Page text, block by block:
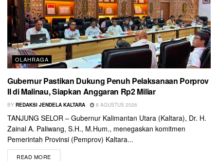
OLAHRAGA
Gubernur Pastikan Dukung Penuh Pelaksanaan Porprov
II di Malinau, Siapkan Anggaran Rp2 Miliar
BY REDAKSI JENDELA KALTARA 8 AGUSTUS 2026
TANJUNG SELOR – Gubernur Kalimantan Utara (Kaltara), Dr. H.
Zainal A. Paliwang, S.H., M.Hum., menegaskan komitmen
Pemerintah Provinsi (Pemprov) Kaltara...
READ MORE